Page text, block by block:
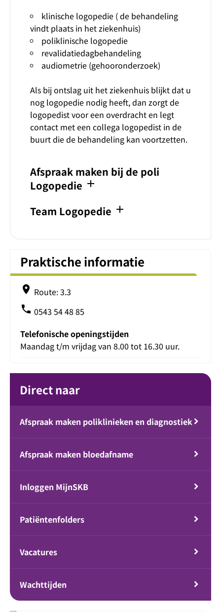
klinische logopedie ( de behandeling
vindt plaats in het ziekenhuis)
poliklinische logopedie
revalidatiedagbehandeling
audiometrie (gehooronderzoek)
Als bij ontslag uit het ziekenhuis blijkt dat u
nog logopedie nodig heeft, dan zorgt de
logopedist voor een overdracht en legt
contact met een collega logopedist in de
buurt die de behandeling kan voortzetten.
Afspraak maken bij de poli
Logopedie add
Team Logopedie add
Praktische informatie
place Route: 3.3
phone 0543 54 48 85
Telefonische openingstijden
Maandag t/m vrijdag van 8.00 tot 16.30 uur.
Direct naar
Afspraak maken poliklinieken en diagnostiek
Afspraak maken bloedafname
Inloggen MijnSKB
Patiëntenfolders
Vacatures
Wachttijden